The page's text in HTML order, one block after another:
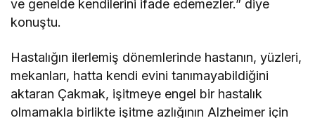
ve genelde kendilerini ifade edemezler.” diye
konuştu.
Hastalığın ilerlemiş dönemlerinde hastanın, yüzleri,
mekanları, hatta kendi evini tanımayabildiğini
aktaran Çakmak, işitmeye engel bir hastalık
olmamakla birlikte işitme azlığının Alzheimer için